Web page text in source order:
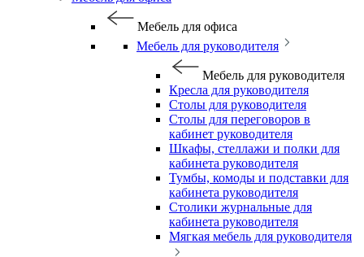
Мебель для офиса
Мебель для руководителя
Мебель для руководителя
Кресла для руководителя
Столы для руководителя
Столы для переговоров в
кабинет руководителя
Шкафы, стеллажи и полки для
кабинета руководителя
Тумбы, комоды и подставки для
кабинета руководителя
Столики журнальные для
кабинета руководителя
Мягкая мебель для руководителя